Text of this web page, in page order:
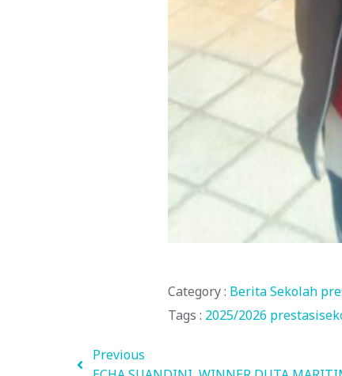
Category : Berita Sekolah
Tags : 2025/2026
Previous